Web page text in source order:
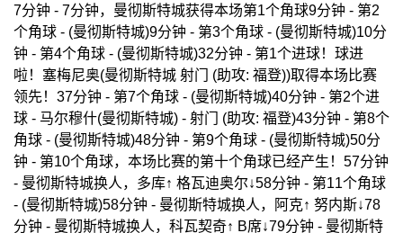
7分钟 - 7分钟，曼彻斯特城获得本场第1个角球9分钟 - 第2
个角球 - (曼彻斯特城)9分钟 - 第3个角球 - (曼彻斯特城)10分
钟 - 第4个角球 - (曼彻斯特城)32分钟 - 第1个进球！球进
啦！塞梅尼奥(曼彻斯特城 射门 (助攻: 福登))取得本场比赛
领先！37分钟 - 第7个角球 - (曼彻斯特城)40分钟 - 第2个进
球 - 马尔穆什(曼彻斯特城) - 射门 (助攻: 福登)43分钟 - 第8个
角球 - (曼彻斯特城)48分钟 - 第9个角球 - (曼彻斯特城)50分
钟 - 第10个角球，本场比赛的第十个角球已经产生！57分钟
- 曼彻斯特城换人，多库↑ 格瓦迪奥尔↓58分钟 - 第11个角球
- (曼彻斯特城)58分钟 - 曼彻斯特城换人，阿克↑ 努内斯↓78
分钟 - 曼彻斯特城换人，科瓦契奇↑ B席↓79分钟 - 曼彻斯特